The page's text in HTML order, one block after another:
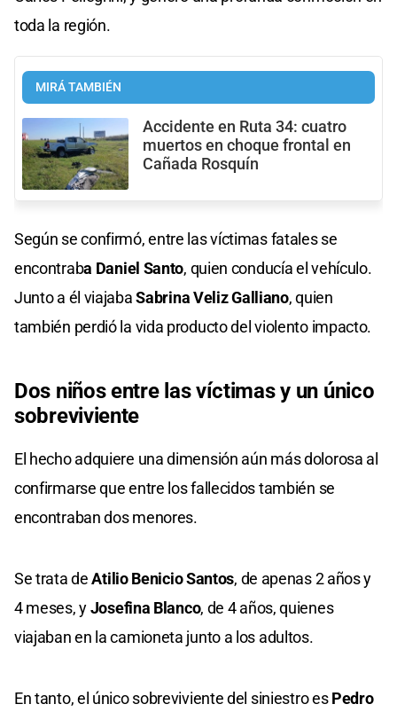
toda la región.
MIRÁ TAMBIÉN
Accidente en Ruta 34: cuatro
muertos en choque frontal en
Cañada Rosquín
Según se confirmó, entre las víctimas fatales se
encontraba Daniel Santo, quien conducía el vehículo.
Junto a él viajabaSabrina Veliz Galliano, quien
también perdió la vida producto del violento impacto.
Dos niños entre las víctimas y un único
sobreviviente
El hecho adquiere una dimensión aún más dolorosa al
confirmarse que entre los fallecidos también se
encontraban dos menores.
Se trata deAtilio Benicio Santos, de apenas 2 años y
4 meses, yJosefina Blanco, de 4 años, quienes
viajaban en la camioneta junto a los adultos.
En tanto, el único sobreviviente del siniestro esPedro